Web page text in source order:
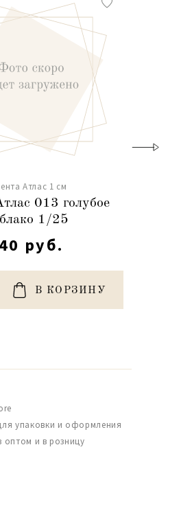
Атлас 1 см
013 голубое
1/25
40 руб.
В КОРЗИНУ
упаковки и оформления
оптом и в розницу